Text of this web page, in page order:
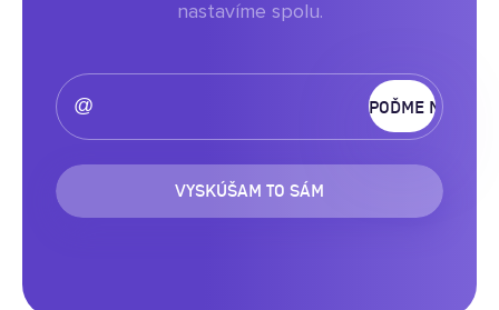
VYSKÚŠAM TO SÁM
nastavíme spolu.